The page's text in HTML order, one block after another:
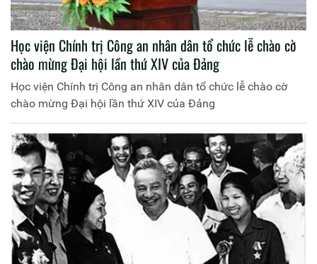
Học viện Chính trị Công an nhân dân tổ chức lễ chào cờ
chào mừng Đại hội lần thứ XIV của Đảng
Học viện Chính trị Công an nhân dân tổ chức lễ chào cờ
chào mừng Đại hội lần thứ XIV của Đảng